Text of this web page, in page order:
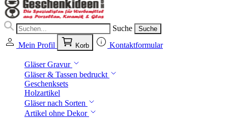
Suche Suche
Mein Profil Korb Kontaktformular
Gläser Gravur
Gläser & Tassen bedruckt
Geschenksets
Holzartikel
Gläser nach Sorten
Artikel ohne Dekor